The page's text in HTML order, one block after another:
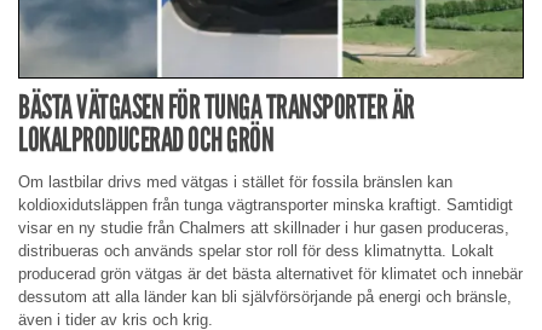
BÄSTA VÄTGASEN FÖR TUNGA TRANSPORTER ÄR
LOKALPRODUCERAD OCH GRÖN
Om lastbilar drivs med vätgas i stället för fossila bränslen kan
koldioxidutsläppen från tunga vägtransporter minska kraftigt. Samtidigt
visar en ny studie från Chalmers att skillnader i hur gasen produceras,
distribueras och används spelar stor roll för dess klimatnytta. Lokalt
producerad grön vätgas är det bästa alternativet för klimatet och innebär
dessutom att alla länder kan bli självförsörjande på energi och bränsle,
även i tider av kris och krig.